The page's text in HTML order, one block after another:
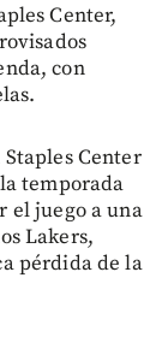
Center,
con
Center
temporada
el juego a una
Lakers,
pérdida de la